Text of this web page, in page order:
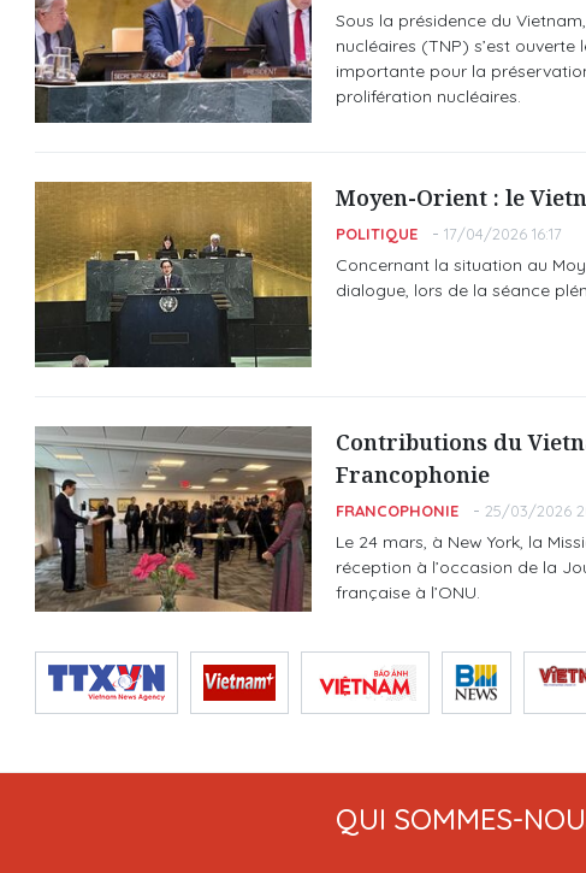
Sous la présidence du Vietnam,
nucléaires (TNP) s’est
importante pour la
prolifération nucléaires.
Moyen-Orient : le
POLITIQUE 17/04/2026 16:17
Concernant la situation au
dialogue, lors de la séance
Contributions du
Francophonie
FRANCOPHONIE 25/03/2026
Le 24 mars, à New York, la
réception à l’occasion de la
française à l’ONU.
QUI SOMMES-